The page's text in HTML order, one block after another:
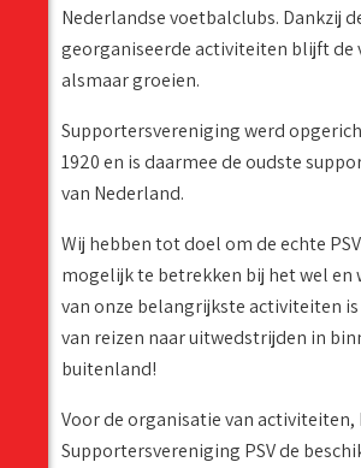
Nederlandse voetbalclubs. Dankzij
georganiseerde activiteiten blijft de
alsmaar groeien.
Supportersvereniging werd
1920 en is daarmee de oudste
van Nederland.
Wij hebben tot doel om de echte
mogelijk te betrekken bij het wel en
van onze belangrijkste activiteiten
van reizen naar uitwedstrijden in
buitenland!
Voor de organisatie van activiteiten,
Supportersvereniging PSV de